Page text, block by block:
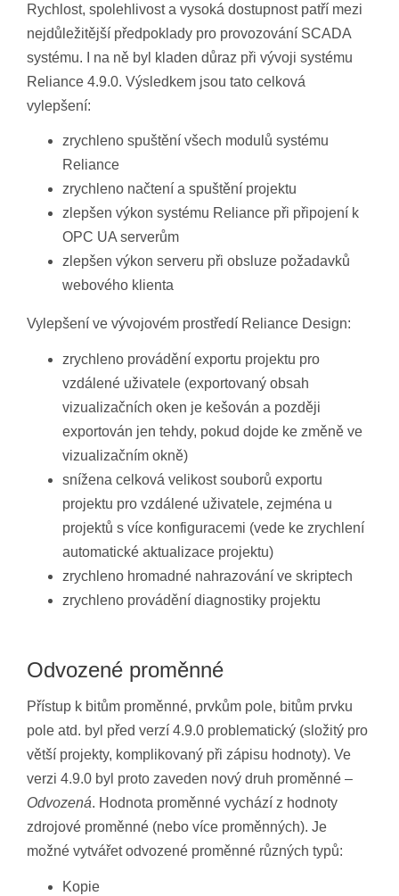
Rychlost, spolehlivost a vysoká dostupnost patří mezi
nejdůležitější předpoklady pro provozování SCADA
systému. I na ně byl kladen důraz při vývoji systému
Reliance 4.9.0. Výsledkem jsou tato celková
vylepšení:
zrychleno spuštění všech modulů systému
Reliance
zrychleno načtení a spuštění projektu
zlepšen výkon systému Reliance při připojení k
OPC UA serverům
zlepšen výkon serveru při obsluze požadavků
webového klienta
Vylepšení ve vývojovém prostředí Reliance Design:
zrychleno provádění exportu projektu pro
vzdálené uživatele (exportovaný obsah
vizualizačních oken je kešován a později
exportován jen tehdy, pokud dojde ke změně ve
vizualizačním okně)
snížena celková velikost souborů exportu
projektu pro vzdálené uživatele, zejména u
projektů s více konfiguracemi (vede ke zrychlení
automatické aktualizace projektu)
zrychleno hromadné nahrazování ve skriptech
zrychleno provádění diagnostiky projektu
Odvozené proměnné
Přístup k bitům proměnné, prvkům pole, bitům prvku
pole atd. byl před verzí 4.9.0 problematický (složitý pro
větší projekty, komplikovaný při zápisu hodnoty). Ve
verzi 4.9.0 byl proto zaveden nový druh proměnné –
Odvozená. Hodnota proměnné vychází z hodnoty
zdrojové proměnné (nebo více proměnných). Je
možné vytvářet odvozené proměnné různých typů:
Kopie